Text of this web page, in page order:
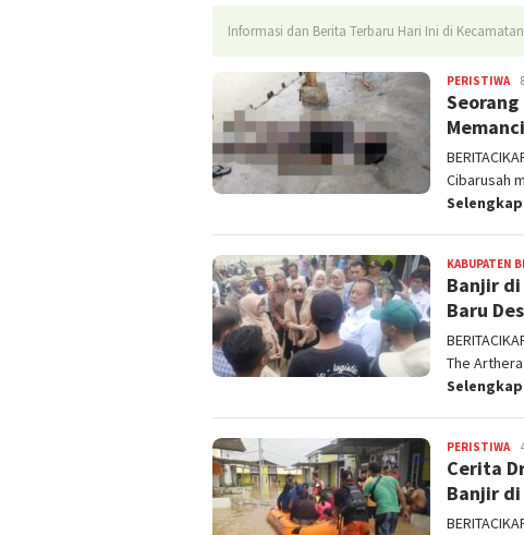
Informasi dan Berita Terbaru Hari Ini di
PERISTIWA
Cibarusah
KABUPATEN
Banjir
Baru
The
PERISTIWA
Cerita
Banjir di